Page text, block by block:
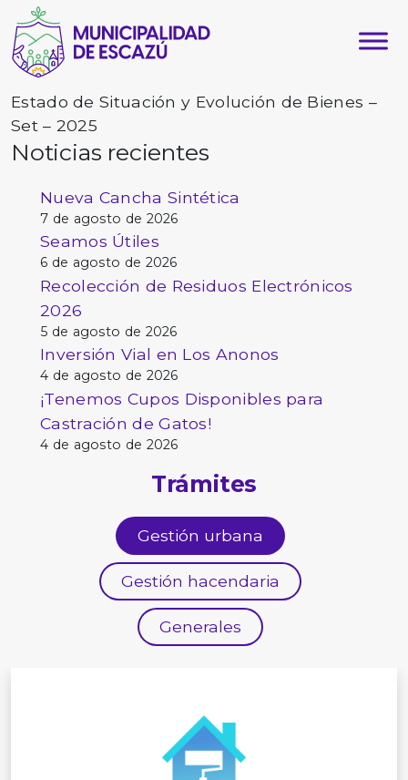
Estado de Situación y Evolución de Bienes –
Set – 2025
Noticias recientes
Nueva Cancha Sintética
7 de agosto de 2026
Seamos Útiles
6 de agosto de 2026
Recolección de Residuos Electrónicos
2026
5 de agosto de 2026
Inversión Vial en Los Anonos
4 de agosto de 2026
¡Tenemos Cupos Disponibles para
Castración de Gatos!
4 de agosto de 2026
Trámites
Gestión urbana
Gestión hacendaria
Generales